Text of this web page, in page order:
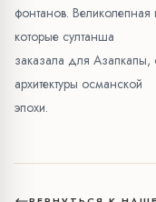
фонтанов.
которые султанша
заказала для Азапкапы,
архитектуры османской
эпохи.